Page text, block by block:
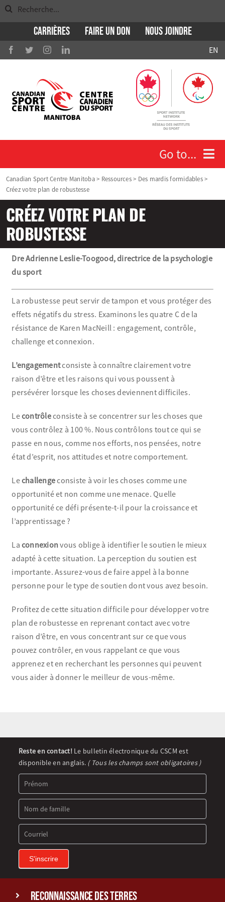
Skip
to
Carrières Faire un don Nous Joindre
EN
Go to...
Qui nous sommes
Athlètes et entraineurs
Olympiens et paralympiens
Science du sport
Programmes
Ressources
Quoi de neuf
Canadian Sport Centre Manitoba> Ressources> Des mardis formidables>
Créez votre plan de robustesse
CRÉEZ VOTRE PLAN DE
ROBUSTESSE
Dre Adrienne Leslie-Toogood, directrice de la psychologie
du sport
La robustesse peut servir de tampon et vous protéger des
effets négatifs du stress. Examinons les quatre C de la
résistance de Karen MacNeill : engagement, contrôle,
challenge et connexion.
L’engagementconsiste à connaître clairement votre
raison d’être et les raisons qui vous poussent à
persévérer lorsque les choses deviennent difficiles.
Lecontrôleconsiste à se concentrer sur les choses que
vous contrôlez à 100 %. Nous contrôlons tout ce qui se
passe en nous, comme nos efforts, nos pensées, notre
état d’esprit, nos attitudes et notre comportement.
Lechallengeconsiste à voir les choses comme une
opportunité et non comme une menace. Quelle
opportunité ce défi présente-t-il pour la croissance et
l’apprentissage ?
La connexionvous oblige à identifier le soutien le mieux
adapté à cette situation. La perception du soutien est
importante. Assurez-vous de faire appel à la bonne
personne pour le type de soutien dont vous avez besoin.
Profitez de cette situation difficile pour développer votre
plan de robustesse en reprenant contact avec votre
raison d’être, en vous concentrant sur ce que vous
pouvez contrôler, en vous rappelant ce que vous
apprenez et en recherchant les personnes qui peuvent
vous aider à donner le meilleur de vous-même.
Newsletter
Signup
(FR)
Reste en contact!Le bulletin électronique du CSCM est
disponible en anglais. ( Tous les champs sont obligatoires )
S'inscrire
reconnaissance des terres